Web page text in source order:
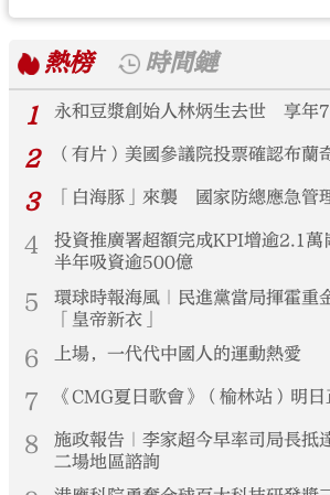
熱榜
時間鏈
1
永和豆漿創始人林炳生去世 享年
2 （有片）美國參議院投票確認布蘭
3 「白海豚」來襲 國家防總應急管
4
投資推廣署超額完成KPI增逾2.1
半年吸資逾500億
5
環球時報海風｜民進黨當局揮霍重
「皇帝新衣」
6 上場，一代代中國人的運動熱愛
7 《CMG夏日歌會》（榆林站）明
8
施政報告｜李家超今早率司局長
二場地區諮詢